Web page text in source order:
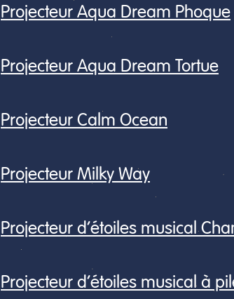
Projecteur Aqua Dream Phoque
Projecteur Aqua Dream Tortue
Projecteur Calm Ocean
Projecteur Milky Way
Projecteur d’étoiles musical
Projecteur d’étoiles musical à